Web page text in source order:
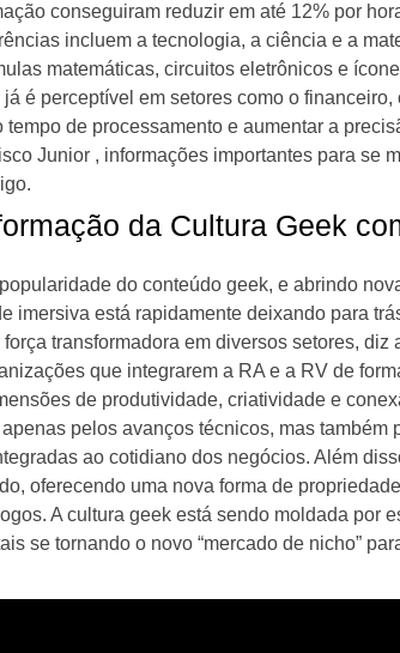
conseguiram reduzir em até 12% por
incluem a tecnologia, a ciência e a
matemáticas, circuitos eletrônicos e
é perceptível em setores como o
de processamento e aumentar a
Junior , informações importantes para se
da Cultura Geek
do conteúdo geek, e abrindo
imersiva está rapidamente deixando para
transformadora em diversos setores, diz
que integrarem a RA e a RV de
de produtividade, criatividade e
pelos avanços técnicos, mas também
ao cotidiano dos negócios. Além
oferecendo uma nova forma de
A cultura geek está sendo moldada por
se tornando o novo “mercado de nicho”